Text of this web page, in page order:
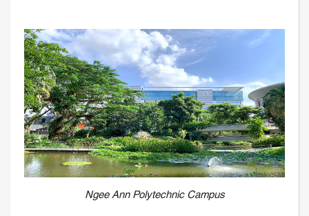
Ngee Ann Polytechnic Campus